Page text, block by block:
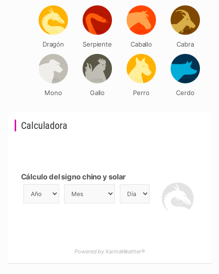
Calculadora
Cálculo del signo chino y solar
Powered by KarmaWeather®
Dragón Serpiente Caballo Cabra
Mono Gallo Perro Cerdo